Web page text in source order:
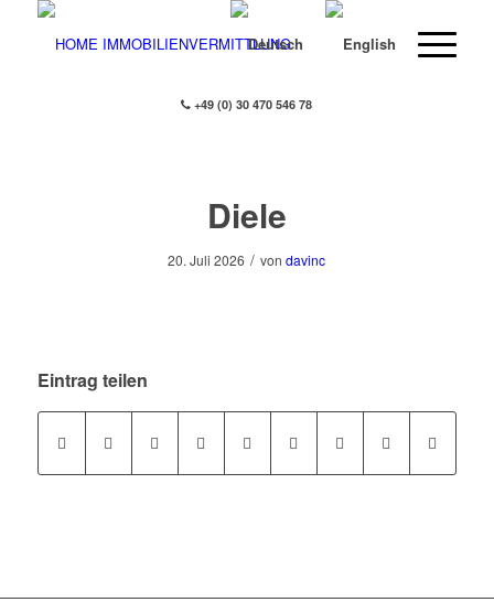
+49 (0) 30 470 546 78
Diele
20. Juli 2026 / vondavinc
Eintrag teilen